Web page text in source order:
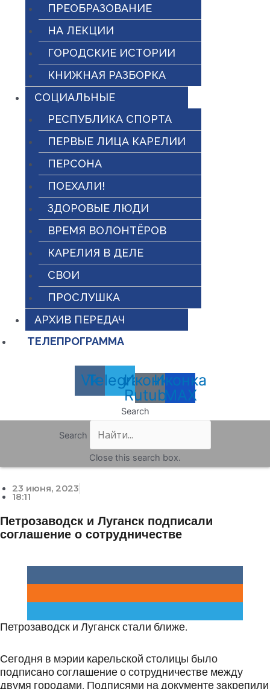
ПРЕОБРАЗОВАНИЕ
НА ЛЕКЦИИ
ГОРОДСКИЕ ИСТОРИИ
КНИЖНАЯ РАЗБОРКА
СОЦИАЛЬНЫЕ
РЕСПУБЛИКА СПОРТА
ПЕРВЫЕ ЛИЦА КАРЕЛИИ
ПЕРСОНА
ПОЕХАЛИ!
ЗДОРОВЫЕ ЛЮДИ
ВРЕМЯ ВОЛОНТЁРОВ
КАРЕЛИЯ В ДЕЛЕ
СВОИ
ПРОСЛУШКА
АРХИВ ПЕРЕДАЧ
ТЕЛЕПРОГРАММА
Vk
Telegram
Иконка
Rutube
Иконка
MAX
Search
Search
Close this search box.
23 июня, 2023
18:11
Петрозаводск и Луганск подписали
соглашение о сотрудничестве
Петрозаводск и Луганск стали ближе.
Сегодня в мэрии карельской столицы было
подписано соглашение о сотрудничестве между
двумя городами. Подписями на документе закрепили